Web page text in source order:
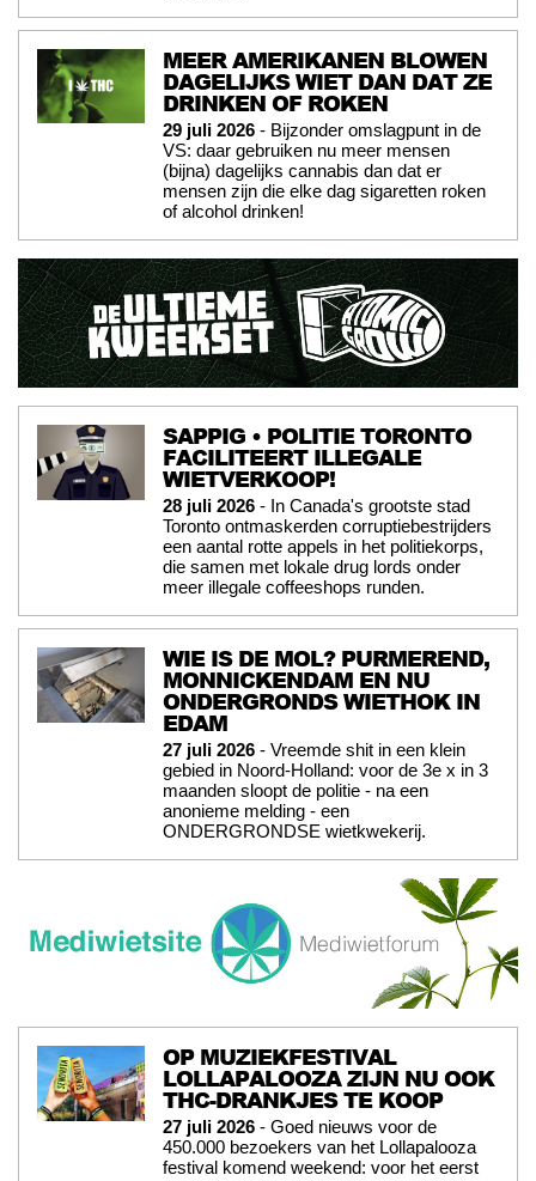
MEER AMERIKANEN BLOWEN
DAGELIJKS WIET DAN DAT ZE
DRINKEN OF ROKEN
29 juli 2026 - Bijzonder omslagpunt in de
VS: daar gebruiken nu meer mensen
(bijna) dagelijks cannabis dan dat er
mensen zijn die elke dag sigaretten roken
of alcohol drinken!
SAPPIG • POLITIE TORONTO
FACILITEERT ILLEGALE
WIETVERKOOP!
28 juli 2026 - In Canada's grootste stad
Toronto ontmaskerden corruptiebestrijders
een aantal rotte appels in het politiekorps,
die samen met lokale drug lords onder
meer illegale coffeeshops runden.
WIE IS DE MOL? PURMEREND,
MONNICKENDAM EN NU
ONDERGRONDS WIETHOK IN
EDAM
27 juli 2026 - Vreemde shit in een klein
gebied in Noord-Holland: voor de 3e x in 3
maanden sloopt de politie - na een
anonieme melding - een
ONDERGRONDSE wietkwekerij.
OP MUZIEKFESTIVAL
LOLLAPALOOZA ZIJN NU OOK
THC-DRANKJES TE KOOP
27 juli 2026 - Goed nieuws voor de
450.000 bezoekers van het Lollapalooza
festival komend weekend: voor het eerst